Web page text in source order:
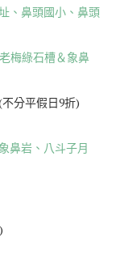
、鼻頭國小、鼻頭
梅綠石槽＆象鼻
分平假日9折)
鼻岩、八斗子月